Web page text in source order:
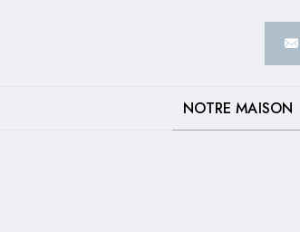
NOTRE MAISON